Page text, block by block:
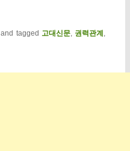
and tagged고대신문, 권력관계 ,